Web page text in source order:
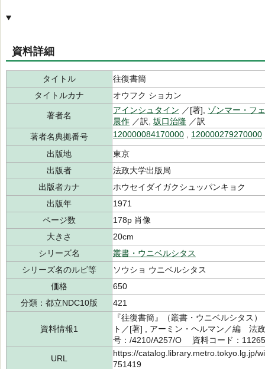
資料詳細
タイトル
往復書簡
タイトルカナ
オウフク ショカン
著者名
アインシュタイン ／[著], ゾンマー・フ
晨作 ／訳, 坂口治隆 ／訳
著者名典拠番号
120000084170000 120000279270000
出版地
東京
出版者
法政大学出版局
出版者カナ
ホウセイダイガクシュッパンキョク
出版年
1971
ページ数
178p 肖像
大きさ
20cm
シリーズ名
叢書・ウニベルシタス
シリーズ名のルビ等
ソウショ ウニベルシタス
価格
650
分類：都立NDC10版
421
資料情報1
『往復書簡』（叢書・ウニベルシタス
ト／[著] , アーミン・ヘルマン／編
号：/4210/A257/O 資料コード：
URL
https://catalog.library.metro.tokyo.lg.jp/
751419